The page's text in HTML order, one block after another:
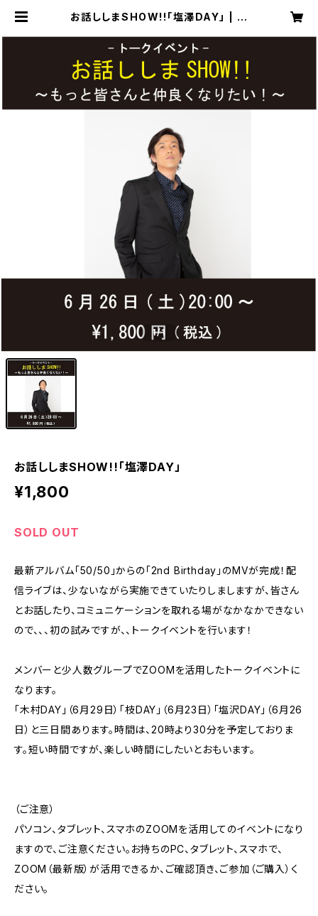
お話ししまSHOW!!「塩澤DAY」 | 木
1/1
お話ししまSHOW!!「塩澤DAY」
¥1,800
SOLD OUT
最新アルバム「50/50」からの「2nd Birthday」のMVが完成！配
信ライブは、少ないながら実施できていたりしましますが、皆さん
とお話したり、コミュニケーションを取れる場がなかなかできない
ので、、、初の試みですが、、トークイベントを行います！
メンバーと少人数グループでZOOMを活用したトークイベントに
なります。
「木村DAY」（6月29日）「枝DAY」（6月23日）「塩沢DAY」（6月26
日）と三日間あります。時間は、20時より30分を予定しておりま
す。短い時間ですが、楽しい時間にしたいとおもいます。
（ご注意）
パソコン、タブレット、スマホのZOOMを活用してのイベントになり
ますので、ご注意ください。お持ちのPC、タブレット、スマホで、
ZOOM（最新版）が活用できるか、ご確認頂き、ご参加（ご購入）く
ださい。